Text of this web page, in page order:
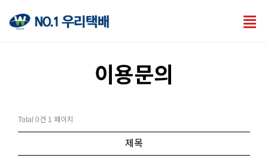
이용문의
Total 0건 1 페이지
제목